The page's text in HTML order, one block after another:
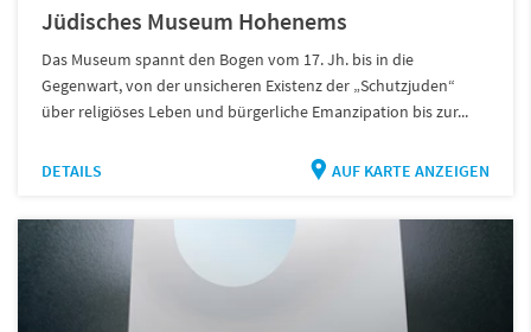
Jüdisches Museum Hohenems
Das Museum spannt den Bogen vom 17. Jh. bis in die
Gegenwart, von der unsicheren Existenz der „Schutzjuden“
über religiöses Leben und bürgerliche Emanzipation bis zur...
DETAILS AUF KARTE ANZEIGEN